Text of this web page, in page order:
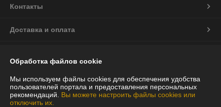
Контакты
Доставка и оплата
Полная версия сайта
Политика обработки cookies
Обработка файлов cookie
Мы используем файлы cookies для обеспечения удобства
пользователей портала и предоставления персональных
рекомендаций. Вы можете настроить файлы cookies или
отключить их.